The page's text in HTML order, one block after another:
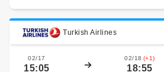
Turkish Airlines
02/17
15:05
02/18 (+1)
18:55